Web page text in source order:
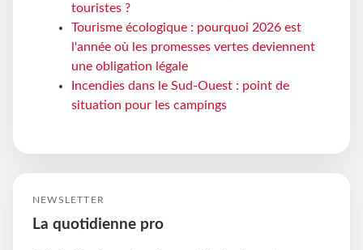
touristes ?
Tourisme écologique : pourquoi 2026 est
l'année où les promesses vertes deviennent
une obligation légale
Incendies dans le Sud-Ouest : point de
situation pour les campings
NEWSLETTER
La quotidienne pro